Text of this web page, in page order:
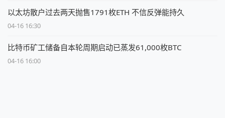
以太坊散户过去两天抛售1791枚ETH 不信反弹能持久
04-16 16:30
比特币矿工储备自本轮周期启动已蒸发61,000枚BTC
04-16 16:00